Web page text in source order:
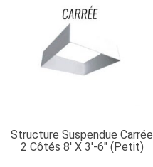
Structure Suspendue Carrée
2 Côtés 8′ X 3′-6″ (petit)